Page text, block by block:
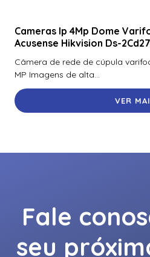
Cameras Ip 4Mp Dome
Acusense Hikvision Ds-
Câmera de rede de cúpula
MP Imagens de alta...
VER
Fale
seu